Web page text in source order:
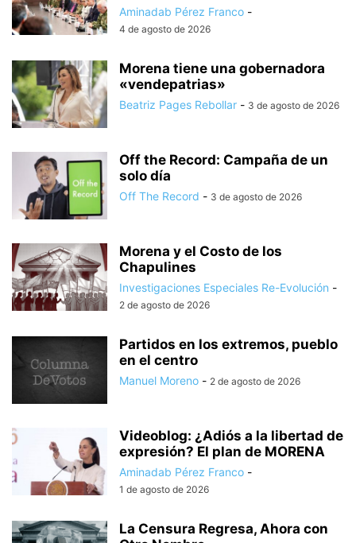
Aminadab Pérez Franco -
4 de agosto de 2026
Morena tiene una gobernadora
«vendepatrias»
Beatriz Pages Rebollar - 3 de agosto de 2026
Off the Record: Campaña de un
solo día
Off The Record - 3 de agosto de 2026
Morena y el Costo de los
Chapulines
Investigaciones Especiales Re-Evolución -
2 de agosto de 2026
Partidos en los extremos, pueblo
en el centro
Manuel Moreno - 2 de agosto de 2026
Videoblog: ¿Adiós a la libertad de
expresión? El plan de MORENA
Aminadab Pérez Franco -
1 de agosto de 2026
La Censura Regresa, Ahora con